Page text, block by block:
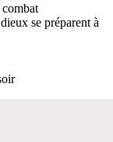
se préparent à